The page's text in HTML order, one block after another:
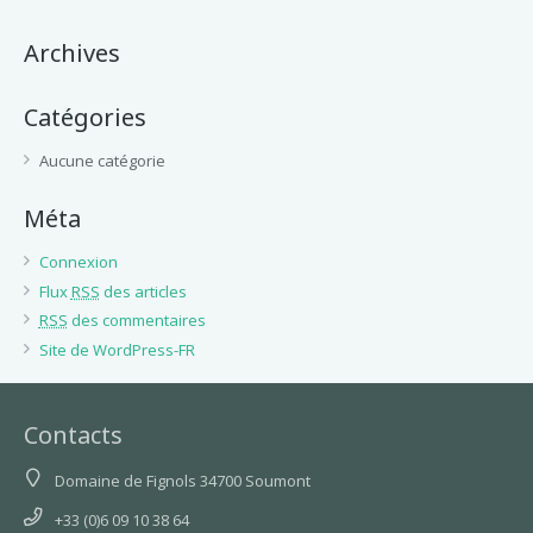
Archives
Catégories
Aucune catégorie
Méta
Connexion
FluxRSS des articles
RSS des commentaires
Site de WordPress-FR
Contacts
Domaine de Fignols 34700 Soumont
+33 (0)6 09 10 38 64